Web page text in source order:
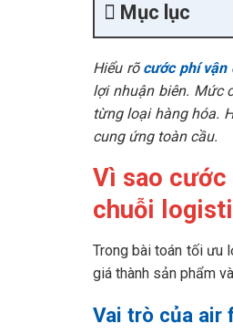
Mục lục
Hiểu rõ cước phí vận
lợi nhuận biên. Mức
từng loại hàng hóa.
cung ứng toàn cầu.
Vì sao cước
chuỗi
Trong bài toán tối ưu
giá thành sản phẩm
Vai trò của air